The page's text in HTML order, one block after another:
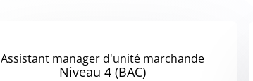
Assistant manager d'unité marchande
Niveau 4 (BAC)